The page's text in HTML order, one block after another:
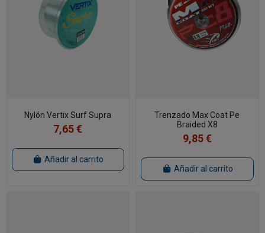
Nylón Vertix Surf Supra
7,65 €
Añadir al carrito
Trenzado Max Coat Pe
Braided X8
9,85 €
Añadir al carrito